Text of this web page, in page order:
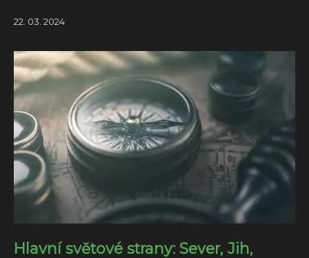
22. 03. 2024
Hlavní světové strany: Sever, Jih,